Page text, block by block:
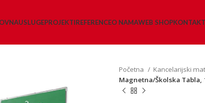
USLUGEPROJEKTIREFERENCEO NAMAWEB SHOPKONTAKT
Početna Kancelarijski
Magnetna/Školska Tabla,